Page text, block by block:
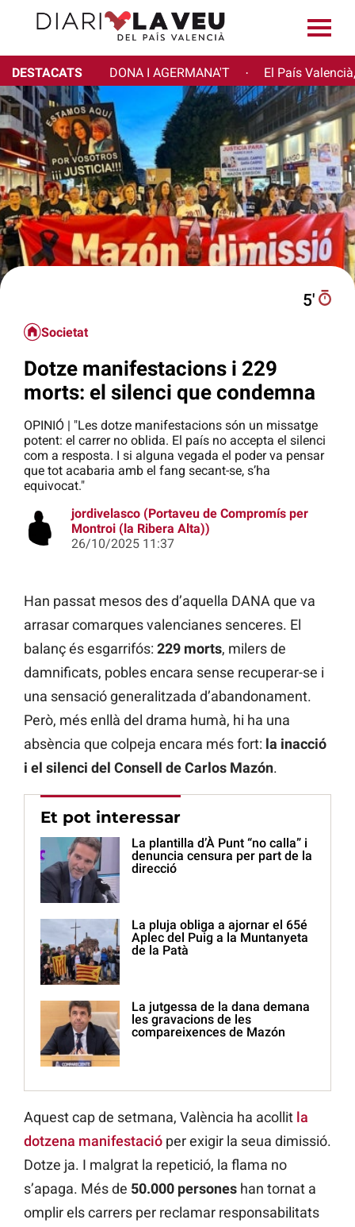
DESTACATS DONA I AGERMANA'T · El País
5′
Societat
Dotze manifestacions i 229
morts: el silenci que condemna
OPINIÓ | "Les dotze manifestacions són un missatge
potent: el carrer no oblida. El país no accepta el silenci
com a resposta. I si alguna vegada el poder va pensar
que tot acabaria amb el fang secant-se, s’ha
equivocat."
jordivelasco (Portaveu de Compromís per
Montroi (la Ribera Alta))
26/10/2025 11:37
Han passat mesos des d’aquella DANA que va
arrasar comarques valencianes senceres. El
balanç és esgarrifós: 229 morts, milers de
damnificats, pobles encara sense recuperar-se i
una sensació generalitzada d’abandonament.
Però, més enllà del drama humà, hi ha una
absència que colpeja encara més fort: la inacció
i el silenci del Consell de Carlos Mazón.
Et pot interessar
La plantilla d’À Punt “no calla” i
denuncia censura per part de la
direcció
La pluja obliga a ajornar el 65é
Aplec del Puig a la Muntanyeta
de la Patà
La jutgessa de la dana demana
les gravacions de les
compareixences de Mazón
Aquest cap de setmana, València ha acollit la
dotzena manifestació per exigir la seua dimissió.
Dotze ja. I malgrat la repetició, la flama no
s’apaga. Més de 50.000 persones han tornat a
omplir els carrers per reclamar responsabilitats